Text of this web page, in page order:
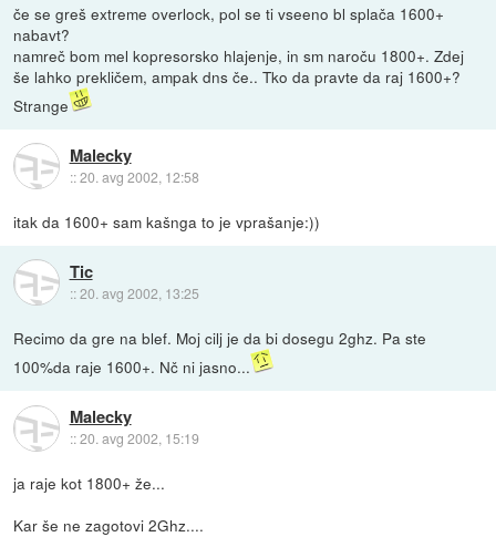
če se greš extreme overlock, pol se ti vseeno bl splača 1600+
nabavt?
namreč bom mel kopresorsko hlajenje, in sm naroču 1800+. Zdej
še lahko prekličem, ampak dns če.. Tko da pravte da raj 1600+?
Strange
Malecky
::20. avg 2002, 12:58
itak da 1600+ sam kašnga to je vprašanje:))
Tic
::20. avg 2002, 13:25
Recimo da gre na blef. Moj cilj je da bi dosegu 2ghz. Pa ste
100%da raje 1600+. Nč ni jasno...
Malecky
::20. avg 2002, 15:19
ja raje kot 1800+ že...
Kar še ne zagotovi 2Ghz....